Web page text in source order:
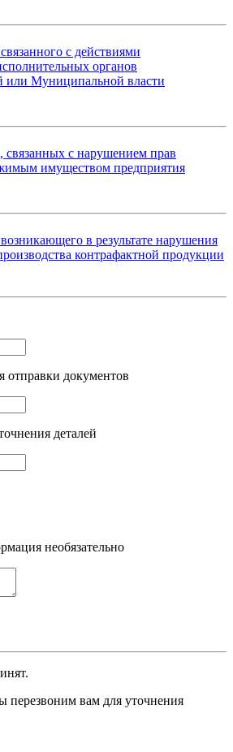
с действиями
органов
или Муниципальной власти
связанных с нарушением прав
имуществом предприятия
в результате нарушения
контрафактной продукции
отправки документов
деталей
необязательно
вам для уточнения